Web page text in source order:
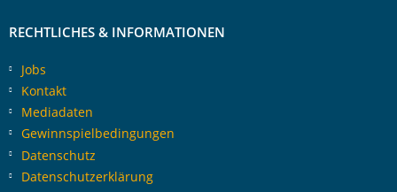
RECHTLICHES & INFORMATIONEN
Jobs
Kontakt
Mediadaten
Gewinnspielbedingungen
Datenschutz
Datenschutzerklärung